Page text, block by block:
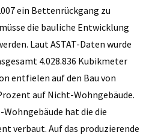
ein Bettenrückgang zu
die bauliche Entwicklung
Laut ASTAT-Daten wurde
4.028.836 Kubikmeter
entfielen auf den Bau von
auf Nicht-Wohngebäude.
Wohngebäude hat die die
verbaut. Auf das produzierende